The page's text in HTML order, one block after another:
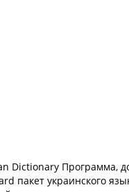
Dictionary Программа,
пакет украинского